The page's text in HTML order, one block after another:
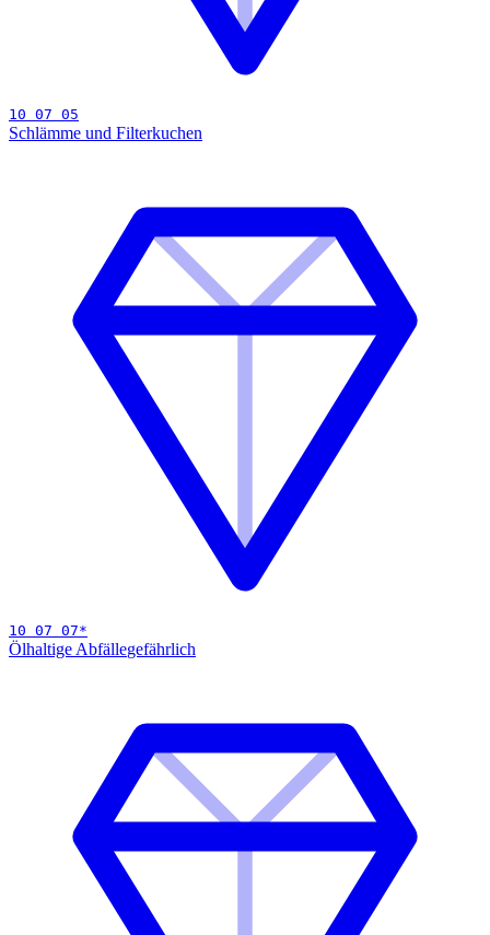
10 07 05
Schlämme und Filterkuchen
10 07 07*
Ölhaltige Abfällegefährlich